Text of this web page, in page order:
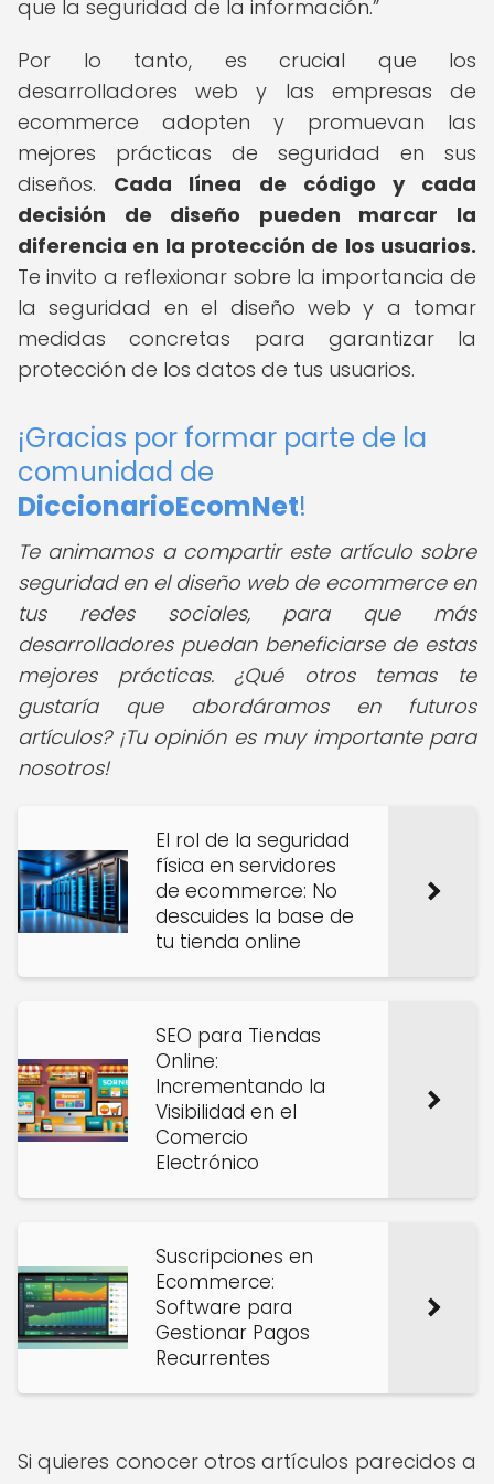
que la seguridad de la información.
Por lo tanto, es crucial que los
desarrolladores web y las empresas de
ecommerce adopten y promuevan las
mejores prácticas de seguridad en sus
diseños. Cada línea de código y cada
decisión de diseño pueden marcar la
diferencia en la protección de los usuarios.
Te invito a reflexionar sobre la importancia de
la seguridad en el diseño web y a tomar
medidas concretas para garantizar la
protección de los datos de tus usuarios.
¡Gracias por formar parte de la
comunidad de
DiccionarioEcomNet!
Te animamos a compartir este artículo sobre
seguridad en el diseño web de ecommerce en
tus redes sociales, para que más
desarrolladores puedan beneficiarse de estas
mejores prácticas. ¿Qué otros temas te
gustaría que abordáramos en futuros
artículos? ¡Tu opinión es muy importante para
nosotros!
El rol de la seguridad
física en servidores
de ecommerce: No
descuides la base de
tu tienda online
SEO para Tiendas
Online:
Incrementando la
Visibilidad en el
Comercio
Electrónico
Suscripciones en
Ecommerce:
Software para
Gestionar Pagos
Recurrentes
Si quieres conocer otros artículos parecidos a